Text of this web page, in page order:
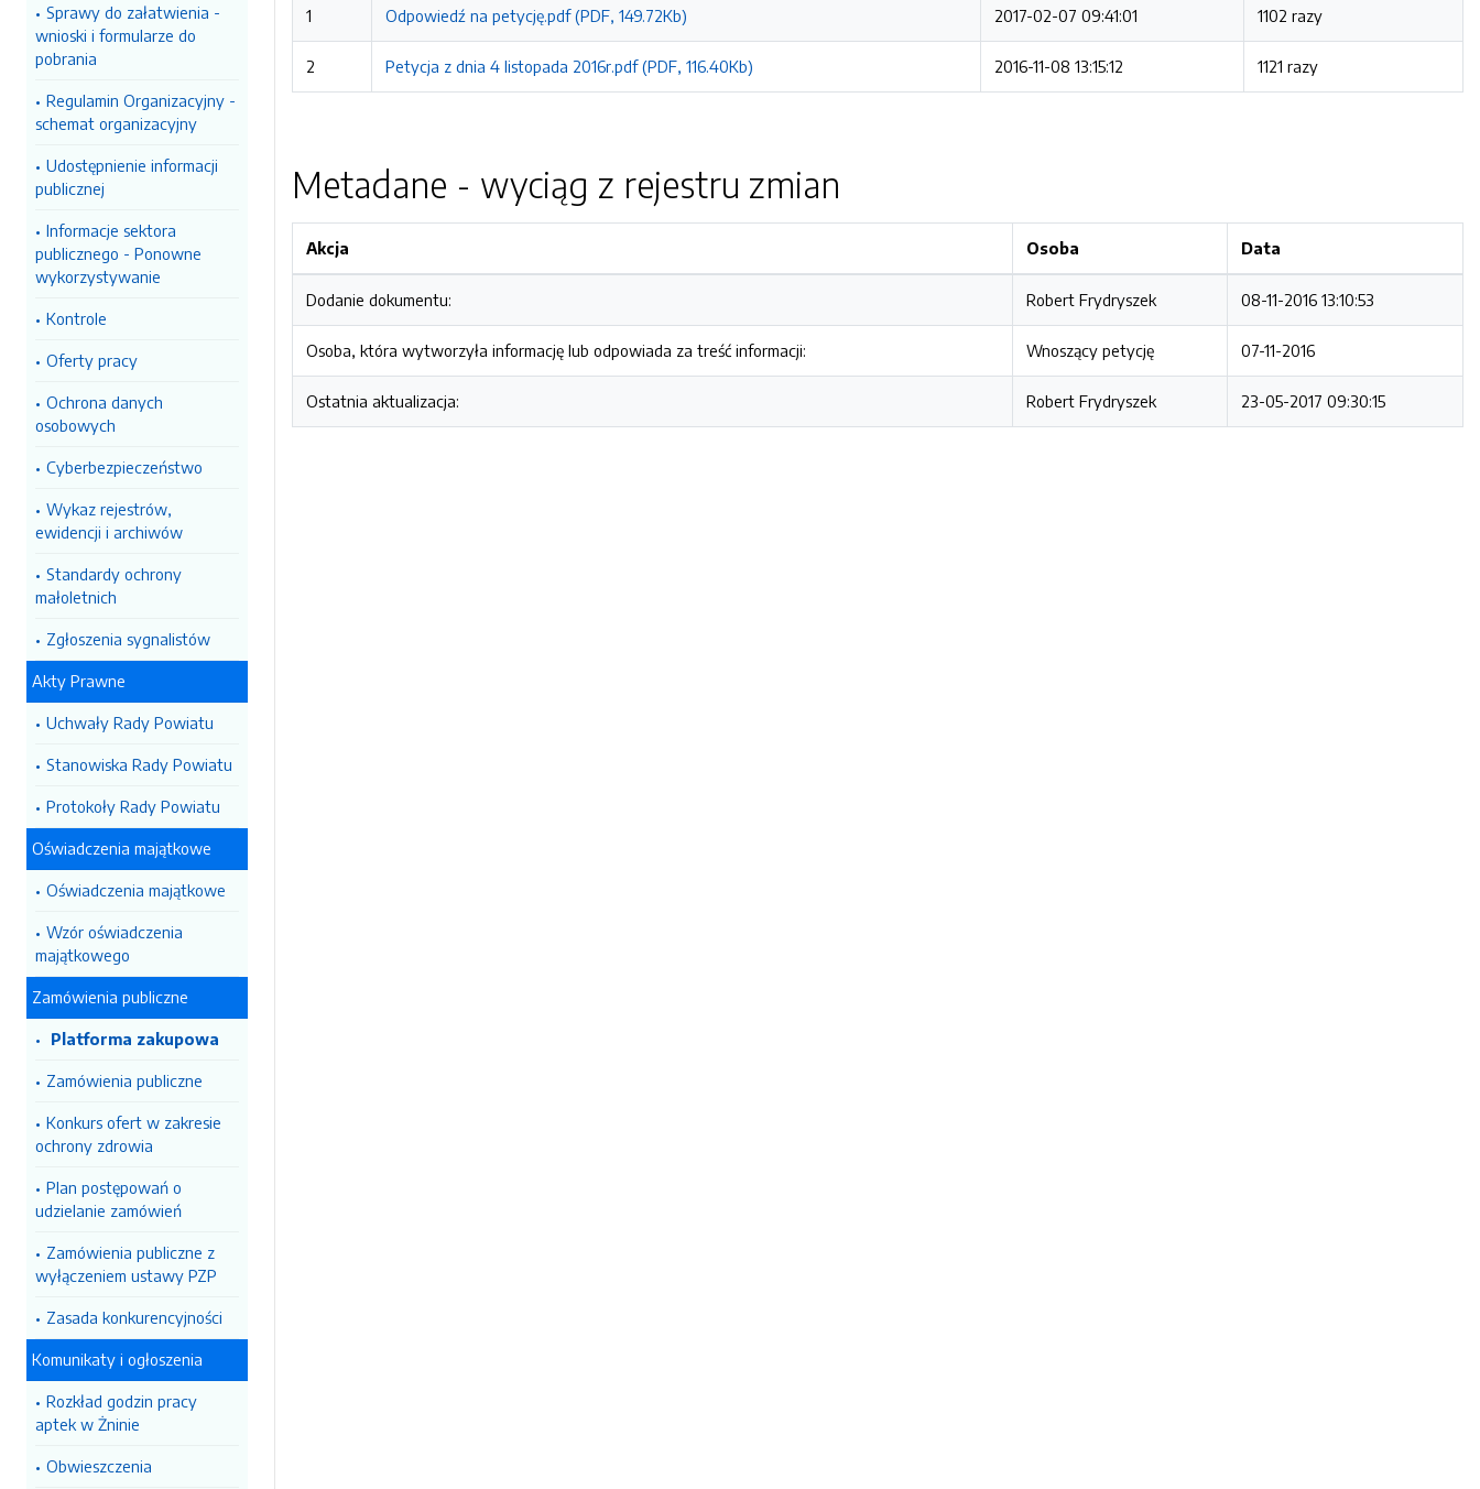
Sprawy do załatwienia -
wnioski i formularze do
pobrania
Regulamin Organizacyjny -
schemat organizacyjny
Udostępnienie informacji
publicznej
Informacje sektora
publicznego - Ponowne
wykorzystywanie
Kontrole
Oferty pracy
Ochrona danych
osobowych
Cyberbezpieczeństwo
Wykaz rejestrów,
ewidencji i archiwów
Standardy ochrony
małoletnich
Zgłoszenia sygnalistów
Akty Prawne
Uchwały Rady Powiatu
Stanowiska Rady Powiatu
Protokoły Rady Powiatu
Oświadczenia majątkowe
Oświadczenia majątkowe
Wzór oświadczenia
majątkowego
Zamówienia publiczne
Platforma zakupowa
Zamówienia publiczne
Konkurs ofert w zakresie
ochrony zdrowia
Plan postępowań o
udzielanie zamówień
Zamówienia publiczne z
wyłączeniem ustawy PZP
Zasada konkurencyjności
Komunikaty i ogłoszenia
Rozkład godzin pracy
aptek w Żninie
Obwieszczenia
1 Odpowiedź na petycję.pdf (PDF, 149.72Kb) 2017-02-07 09:41:01 1102 razy
2 Petycja z dnia 4 listopada 2016r.pdf (PDF, 116.40Kb) 2016-11-08 13:15:12 1121 razy
Metadane - wyciąg z rejestru zmian
Akcja Osoba Data
Dodanie dokumentu: Robert Frydryszek 08-11-2016 13:10:53
Osoba, która wytworzyła informację lub odpowiada za treść informacji: Wnoszący petycję 07-11-2016
Ostatnia aktualizacja: Robert Frydryszek 23-05-2017 09:30:15